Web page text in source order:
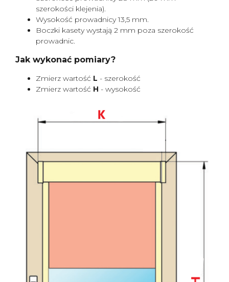
szerokości klejenia).
Wysokość prowadnicy 13,5 mm.
Boczki kasety wystają 2 mm poza szerokość
prowadnic.
Jak wykonać pomiary?
Zmierz wartość L - szerokość
Zmierz wartość H - wysokość